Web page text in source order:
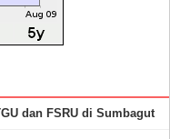
dan FSRU di Sumbagut